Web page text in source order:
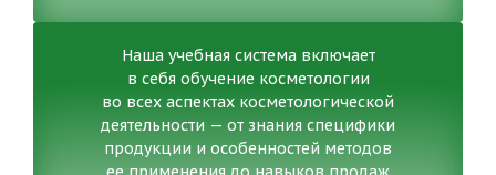
Наша учебная система включает
в себя обучение косметологии
во всех аспектах косметологической
деятельности — от знания специфики
продукции и особенностей методов